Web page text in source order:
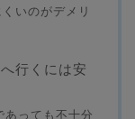
いのがデメリ
行くには安
あっても不十分